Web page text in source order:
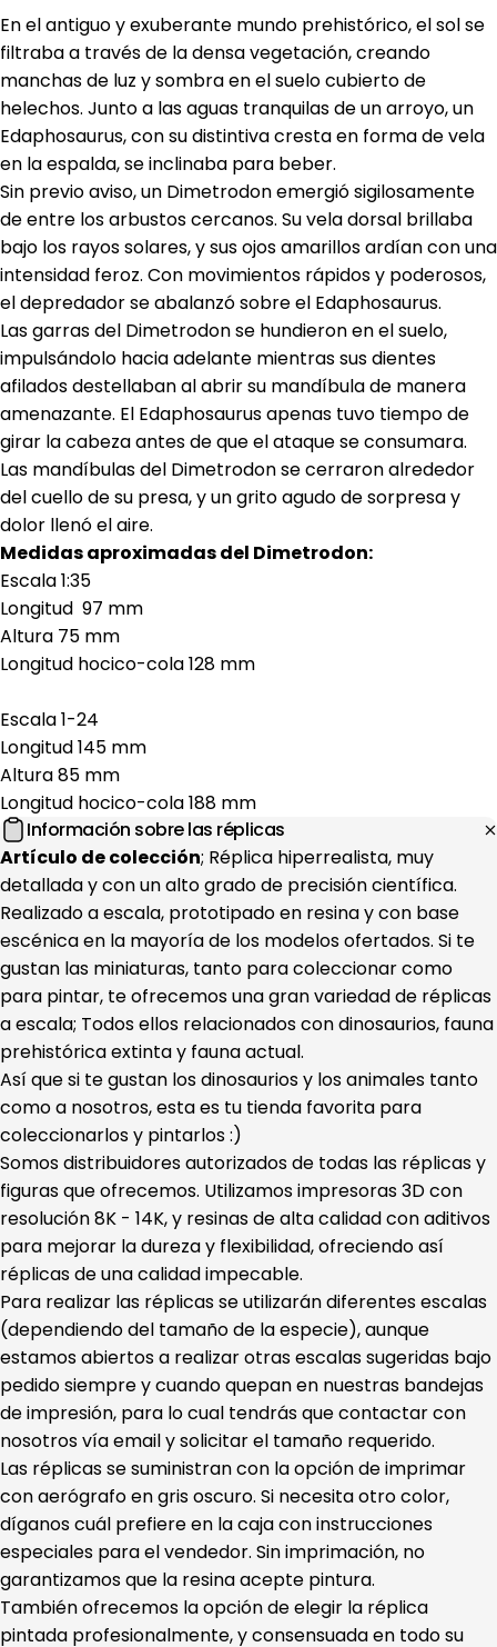
En el antiguo y exuberante mundo prehistórico, el sol se
filtraba a través de la densa vegetación, creando
manchas de luz y sombra en el suelo cubierto de
helechos. Junto a las aguas tranquilas de un arroyo, un
Edaphosaurus, con su distintiva cresta en forma de vela
en la espalda, se inclinaba para beber.
Sin previo aviso, un Dimetrodon emergió sigilosamente
de entre los arbustos cercanos. Su vela dorsal brillaba
bajo los rayos solares, y sus ojos amarillos ardían con una
intensidad feroz. Con movimientos rápidos y poderosos,
el depredador se abalanzó sobre el Edaphosaurus.
Las garras del Dimetrodon se hundieron en el suelo,
impulsándolo hacia adelante mientras sus dientes
afilados destellaban al abrir su mandíbula de manera
amenazante. El Edaphosaurus apenas tuvo tiempo de
girar la cabeza antes de que el ataque se consumara.
Las mandíbulas del Dimetrodon se cerraron alrededor
del cuello de su presa, y un grito agudo de sorpresa y
dolor llenó el aire.
Medidas aproximadas del Dimetrodon:
Escala 1:35
Longitud 97 mm
Altura 75 mm
Longitud hocico-cola 128 mm
Escala 1-24
Longitud 145 mm
Altura 85 mm
Longitud hocico-cola 188 mm
Información sobre las réplicas
Artículo de colección; Réplica hiperrealista, muy
detallada y con un alto grado de precisión científica.
Realizado a escala, prototipado en resina y con base
escénica en la mayoría de los modelos ofertados. Si te
gustan las miniaturas, tanto para coleccionar como
para pintar, te ofrecemos una gran variedad de réplicas
a escala; Todos ellos relacionados con dinosaurios, fauna
prehistórica extinta y fauna actual.
Así que si te gustan los dinosaurios y los animales tanto
como a nosotros, esta es tu tienda favorita para
coleccionarlos y pintarlos :)
Somos distribuidores autorizados de todas las réplicas y
figuras que ofrecemos. Utilizamos impresoras 3D con
resolución 8K - 14K, y resinas de alta calidad con aditivos
para mejorar la dureza y flexibilidad, ofreciendo así
réplicas de una calidad impecable.
Para realizar las réplicas se utilizarán diferentes escalas
(dependiendo del tamaño de la especie), aunque
estamos abiertos a realizar otras escalas sugeridas bajo
pedido siempre y cuando quepan en nuestras bandejas
de impresión, para lo cual tendrás que contactar con
nosotros vía email y solicitar el tamaño requerido.
Las réplicas se suministran con la opción de imprimar
con aerógrafo en gris oscuro. Si necesita otro color,
díganos cuál prefiere en la caja con instrucciones
especiales para el vendedor. Sin imprimación, no
garantizamos que la resina acepte pintura.
También ofrecemos la opción de elegir la réplica
pintada profesionalmente, y consensuada en todo su